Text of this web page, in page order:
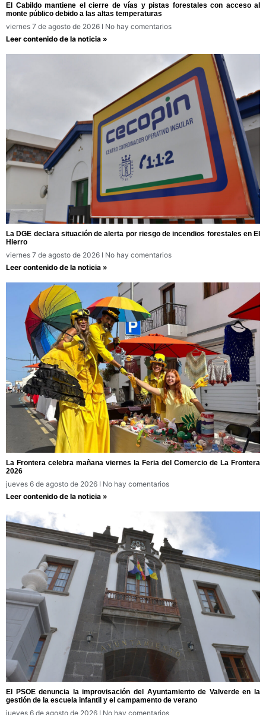
El Cabildo mantiene el cierre de vías y pistas forestales con acceso al
monte público debido a las altas temperaturas
viernes 7 de agosto de 2026
No hay comentarios
Leer contenido de la noticia »
La DGE declara situación de alerta por riesgo de incendios forestales en El
Hierro
viernes 7 de agosto de 2026
No hay comentarios
Leer contenido de la noticia »
La Frontera celebra mañana viernes la Feria del Comercio de La Frontera
2026
jueves 6 de agosto de 2026
No hay comentarios
Leer contenido de la noticia »
El PSOE denuncia la improvisación del Ayuntamiento de Valverde en la
gestión de la escuela infantil y el campamento de verano
jueves 6 de agosto de 2026 No hay comentarios